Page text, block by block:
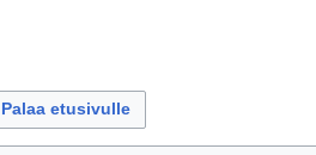
Palaa etusivulle